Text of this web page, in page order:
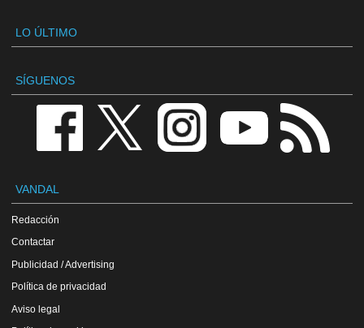
LO ÚLTIMO
SÍGUENOS
VANDAL
Redacción
Contactar
Publicidad / Advertising
Política de privacidad
Aviso legal